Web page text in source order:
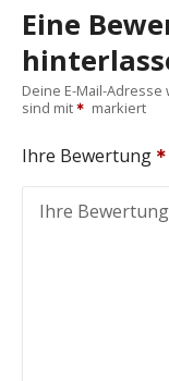
Eine
Deine E-Mail-
sind mit
markiert
Ihre Bewertung
Ihre Bewertung